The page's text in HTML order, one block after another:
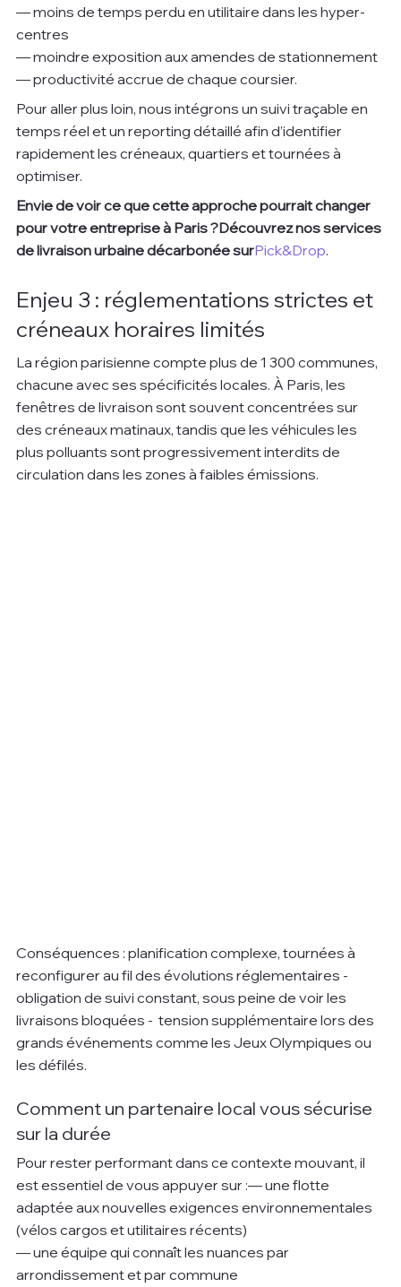
— moins de temps perdu en utilitaire dans les hyper-
centres
— moindre exposition aux amendes de stationnement
— productivité accrue de chaque coursier.
Pour aller plus loin, nous intégrons un suivi traçable en
temps réel et un reporting détaillé afin d’identifier
rapidement les créneaux, quartiers et tournées à
optimiser.
Envie de voir ce que cette approche pourrait changer
pour votre entreprise à Paris ?Découvrez nos services
de livraison urbaine décarbonée surPick&Drop.
Enjeu 3 : réglementations strictes et
créneaux horaires limités
La région parisienne compte plus de 1 300 communes,
chacune avec ses spécificités locales. À Paris, les
fenêtres de livraison sont souvent concentrées sur
des créneaux matinaux, tandis que les véhicules les
plus polluants sont progressivement interdits de
circulation dans les zones à faibles émissions.
Conséquences : planification complexe, tournées à
reconfigurer au fil des évolutions réglementaires -
obligation de suivi constant, sous peine de voir les
livraisons bloquées -  tension supplémentaire lors des
grands événements comme les Jeux Olympiques ou
les défilés.
Comment un partenaire local vous sécurise
sur la durée
Pour rester performant dans ce contexte mouvant, il
est essentiel de vous appuyer sur :— une flotte
adaptée aux nouvelles exigences environnementales
(vélos cargos et utilitaires récents)
— une équipe qui connaît les nuances par
arrondissement et par commune